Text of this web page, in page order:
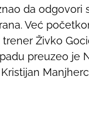
da odgovori
Već
Živko
preuzeo je